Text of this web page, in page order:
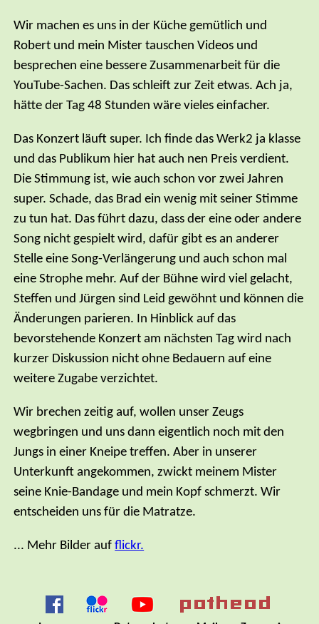
Wir machen es uns in der Küche gemütlich und
Robert und mein Mister tauschen Videos und
besprechen eine bessere Zusammenarbeit für die
YouTube-Sachen. Das schleift zur Zeit etwas. Ach ja,
hätte der Tag 48 Stunden wäre vieles einfacher.
Das Konzert läuft super. Ich finde das Werk2 ja klasse
und das Publikum hier hat auch nen Preis verdient.
Die Stimmung ist, wie auch schon vor zwei Jahren
super. Schade, das Brad ein wenig mit seiner Stimme
zu tun hat. Das führt dazu, dass der eine oder andere
Song nicht gespielt wird, dafür gibt es an anderer
Stelle eine Song-Verlängerung und auch schon mal
eine Strophe mehr. Auf der Bühne wird viel gelacht,
Steffen und Jürgen sind Leid gewöhnt und können die
Änderungen parieren. In Hinblick auf das
bevorstehende Konzert am nächsten Tag wird nach
kurzer Diskussion nicht ohne Bedauern auf eine
weitere Zugabe verzichtet.
Wir brechen zeitig auf, wollen unser Zeugs
wegbringen und uns dann eigentlich noch mit den
Jungs in einer Kneipe treffen. Aber in unserer
Unterkunft angekommen, zwickt meinem Mister
seine Knie-Bandage und mein Kopf schmerzt. Wir
entscheiden uns für die Matratze.
... Mehr Bilder aufflickr.
überspringen